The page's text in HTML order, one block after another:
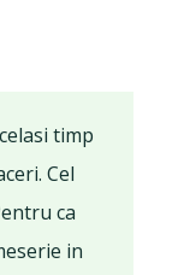
timp
Cel
ca
in